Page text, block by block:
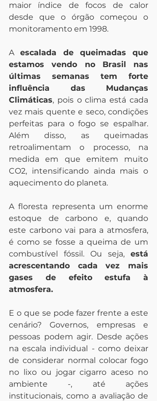
maior índice de focos de calor
desde que o órgão começou o
monitoramento em 1998.
A escalada de queimadas que
estamos vendo no Brasil nas
últimas semanas tem forte
influência das Mudanças
Climáticas, pois o clima está cada
vez mais quente e seco, condições
perfeitas para o fogo se espalhar.
Além disso, as queimadas
retroalimentam o processo, na
medida em que emitem muito
CO2, intensificando ainda mais o
aquecimento do planeta.
A floresta representa um enorme
estoque de carbono e, quando
este carbono vai para a atmosfera,
é como se fosse a queima de um
combustível fóssil. Ou seja, está
acrescentando cada vez mais
gases de efeito estufa à
atmosfera.
E o que se pode fazer frente a este
cenário? Governos, empresas e
pessoas podem agir. Desde ações
na escala individual - como deixar
de considerar normal colocar fogo
no lixo ou jogar cigarro aceso no
ambiente -, até ações
institucionais, como a avaliação de